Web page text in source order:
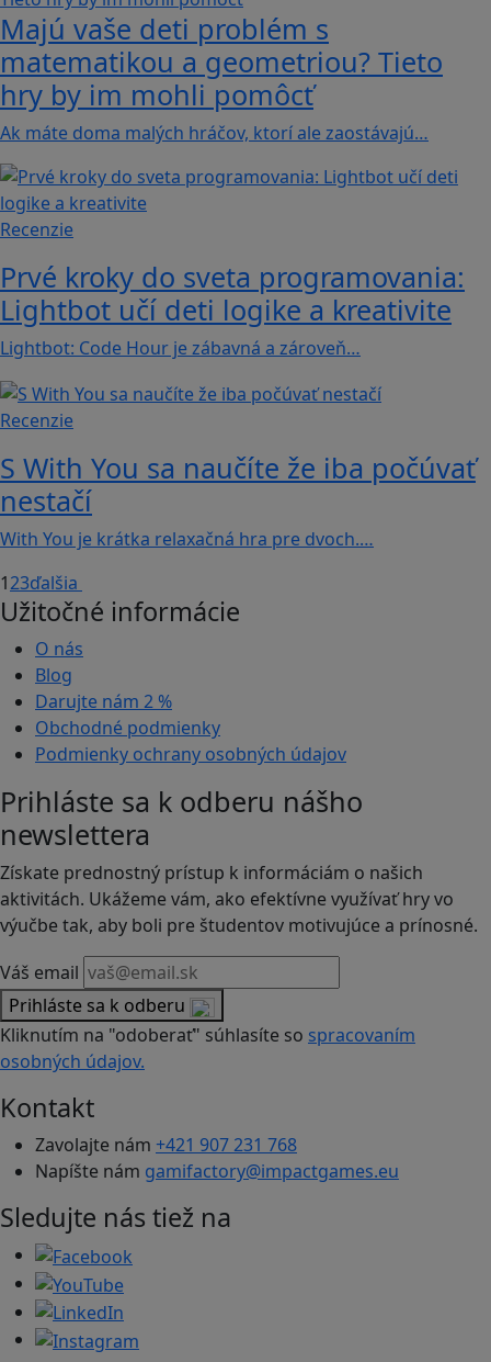
Majú vaše deti problém s
matematikou a geometriou? Tieto
hry by im mohli pomôcť
Ak máte doma malých hráčov, ktorí ale zaostávajú…
Recenzie
Prvé kroky do sveta programovania:
Lightbot učí deti logike a kreativite
Lightbot: Code Hour je zábavná a zároveň…
Recenzie
S With You sa naučíte že iba počúvať
nestačí
With You je krátka relaxačná hra pre dvoch.…
123ďalšia
Užitočné informácie
O nás
Blog
Darujte nám 2 %
Obchodné podmienky
Podmienky ochrany osobných údajov
Prihláste sa k odberu nášho
newslettera
Získate prednostný prístup k informáciám o našich
aktivitách. Ukážeme vám, ako efektívne využívať hry vo
výučbe tak, aby boli pre študentov motivujúce a prínosné.
Váš email
Prihláste sa k odberu
Kliknutím na "odoberať" súhlasíte so spracovaním
osobných údajov.
Kontakt
Zavolajte nám +421 907 231 768
Napíšte nám gamifactory@impactgames.eu
Sledujte nás tiež na